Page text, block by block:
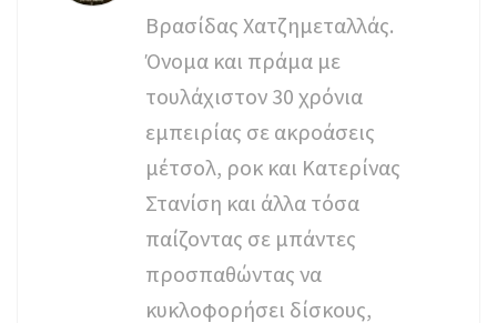
Βρασίδας Χατζημεταλλάς.
Όνομα και πράμα με
τουλάχιστον 30 χρόνια
εμπειρίας σε ακροάσεις
μέτσολ, ροκ και Κατερίνας
Στανίση και άλλα τόσα
παίζοντας σε μπάντες
προσπαθώντας να
κυκλοφορήσει δίσκους,